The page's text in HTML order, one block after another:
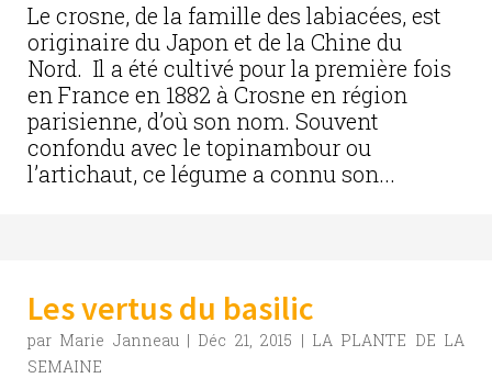
Le crosne, de la famille des labiacées, est
originaire du Japon et de la Chine du
Nord. Il a été cultivé pour la première fois
en France en 1882 à Crosne en région
parisienne, d’où son nom. Souvent
confondu avec le topinambour ou
l’artichaut, ce légume a connu son...
Les vertus du basilic
par Marie Janneau| Déc 21, 2015 | LA PLANTE DE LA
SEMAINE